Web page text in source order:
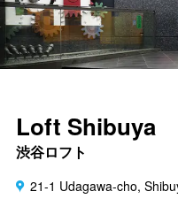
Loft Shibuya
渋谷ロフト
21-1 Udagawa-cho,